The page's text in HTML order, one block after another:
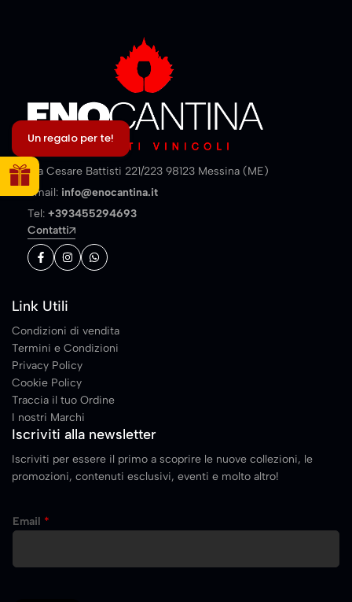
Via Cesare Battisti 221/223 98123 Messina (ME)
Email: info@enocantina.it
Tel: +393455294693
Contatti
Link Utili
Condizioni di vendita
Termini e Condizioni
Privacy Policy
Cookie Policy
Traccia il tuo Ordine
I nostri Marchi
Iscriviti alla newsletter
Iscriviti per essere il primo a scoprire le nuove collezioni, le
promozioni, contenuti esclusivi, eventi e molto altro!
m
i
Email *
Un regalo per te!